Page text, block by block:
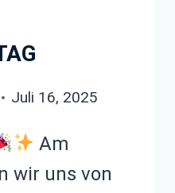
Juli 16, 2025
Am
wir uns von